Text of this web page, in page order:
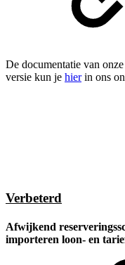
De documentatie van
versie kun je hierin ons
Verbeterd
Afwijkend
importeren loon- en